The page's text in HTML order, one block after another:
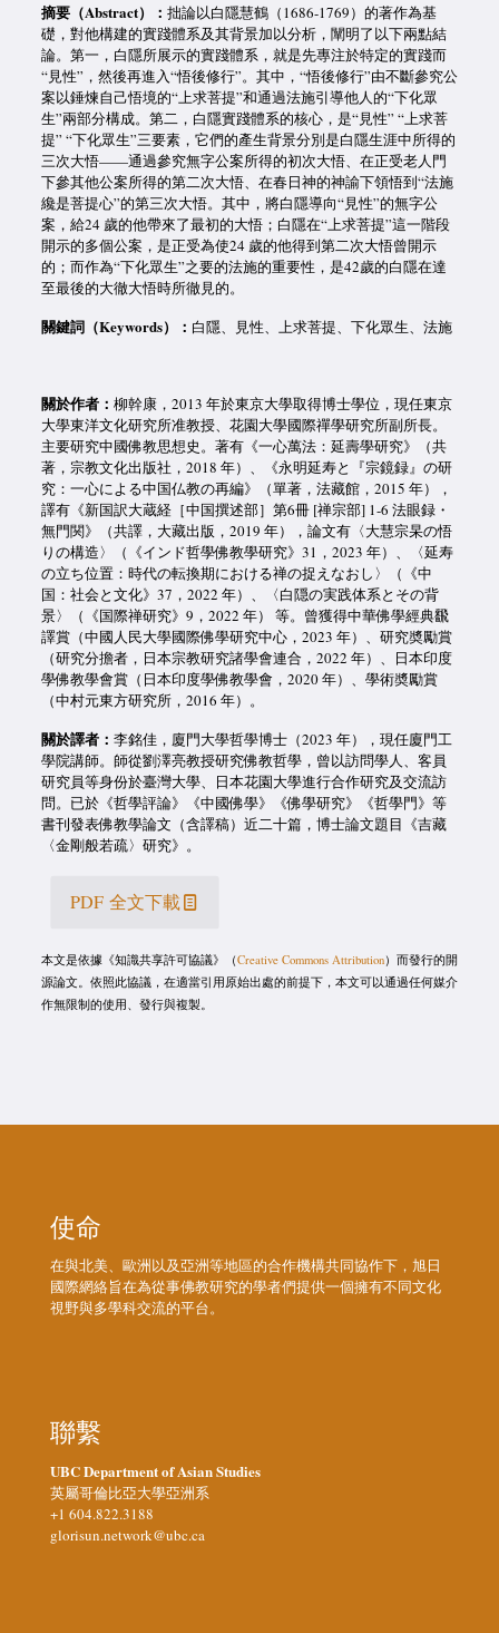
摘要（Abstract）： 拙論以白隱慧鶴（1686-1769）的著作為基
礎，對他構建的實踐體系及其背景加以分析，闡明了以下兩點結
論。第一，白隱所展示的實踐體系，就是先專注於特定的實踐而
“見性”，然後再進入“悟後修行”。其中，“悟後修行”由不斷參究公
案以錘煉自己悟境的“上求菩提”和通過法施引導他人的“下化眾
生”兩部分構成。第二，白隱實踐體系的核心，是“見性” “上求菩
提” “下化眾生”三要素，它們的產生背景分別是白隱生涯中所得的
三次大悟——通過參究無字公案所得的初次大悟、在正受老人門
下參其他公案所得的第二次大悟、在春日神的神諭下領悟到“法施
纔是菩提心”的第三次大悟。其中，將白隱導向“見性”的無字公
案，給24 歲的他帶來了最初的大悟；白隱在“上求菩提”這一階段
開示的多個公案，是正受為使24 歲的他得到第二次大悟曾開示
的；而作為“下化眾生”之要的法施的重要性，是42歲的白隱在達
至最後的大徹大悟時所徹見的。
關鍵詞（Keywords）： 白隱、見性、上求菩提、下化眾生、法施
關於作者： 柳幹康，2013 年於東京大學取得博士學位，現任東京
大學東洋文化研究所准教授、花園大學國際禪學研究所副所長。
主要研究中國佛教思想史。著有《一心萬法：延壽學研究》（共
著，宗教文化出版社，2018 年）、《永明延寿と『宗鏡録』の研
究：一心による中国仏教の再編》（單著，法藏館，2015 年），
譯有《新国訳大蔵経［中国撰述部］第6冊 [禅宗部] 1-6 法眼録・
無門関》（共譯，大藏出版，2019 年），論文有〈大慧宗杲の悟
りの構造〉（《インド哲學佛教學研究》31，2023 年）、〈延寿
の立ち位置：時代の転換期における禅の捉えなおし〉（《中
国：社会と文化》37，2022 年）、〈白隠の実践体系とその背
景〉（《国際禅研究》9，2022 年） 等。曾獲得中華佛學經典飜
譯賞（中國人民大學國際佛學研究中心，2023 年）、研究奬勵賞
（研究分擔者，日本宗教研究諸學會連合，2022 年）、日本印度
學佛教學會賞（日本印度學佛教學會，2020 年）、學術奬勵賞
（中村元東方研究所，2016 年）。
關於譯者： 李銘佳，廈門大學哲學博士（2023 年），現任廈門工
學院講師。師從劉澤亮教授研究佛教哲學，曾以訪問學人、客員
研究員等身份於臺灣大學、日本花園大學進行合作研究及交流訪
問。已於《哲學評論》《中國佛學》《佛學研究》《哲學門》等
書刊發表佛教學論文（含譯稿）近二十篇，博士論文題目《吉藏
〈金剛般若疏〉研究》。
PDF 全文下載
本文是依據《知識共享許可協議》（Creative Commons Attribution）而發行的開
源論文。依照此協議，在適當引用原始出處的前提下，本文可以通過任何媒介
作無限制的使用、發行與複製。
使命
在與北美、歐洲以及亞洲等地區的合作機構共同協作下，旭日
國際網絡旨在為從事佛教研究的學者們提供一個擁有不同文化
視野與多學科交流的平台。
聯繫
UBC Department of Asian Studies
英屬哥倫比亞大學亞洲系
+1 604.822.3188
glorisun.network@ubc.ca